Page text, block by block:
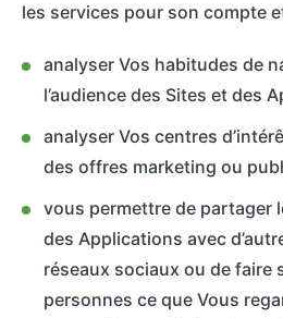
les services pour son compte
analyser Vos habitudes de
l’audience des Sites et des
analyser Vos centres
des offres marketing ou
vous permettre de partager
des Applications avec
réseaux sociaux ou de faire
personnes ce que Vous